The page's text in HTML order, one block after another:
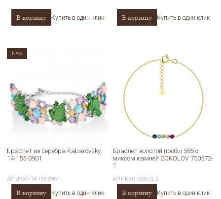
В корзину Купить в один клик В корзину Купить в один клик
Браслет из серебра Kabarovsky
14-155-0901
АРТИКУЛ 14-155-0901
В корзину Купить в один клик
New
Браслет золотой пробы 585 с
миксом камней SOKOLOV 750572-
2
АРТИКУЛ750572-2
В корзину Купить в один клик